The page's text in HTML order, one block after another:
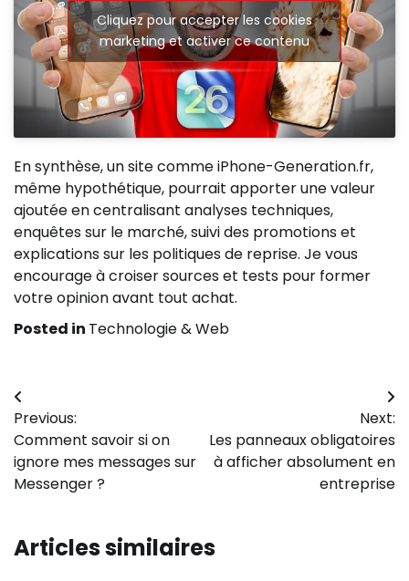
Cliquez pour accepter les cookies
marketing et activer ce contenu
En synthèse, un site comme iPhone-Generation.fr,
même hypothétique, pourrait apporter une valeur
ajoutée en centralisant analyses techniques,
enquêtes sur le marché, suivi des promotions et
explications sur les politiques de reprise. Je vous
encourage à croiser sources et tests pour former
votre opinion avant tout achat.
Posted in Technologie & Web
Navigation
de
l’article
Previous:
Comment savoir si on
ignore mes messages sur
Messenger​ ?
Next:
Les panneaux obligatoires
à afficher absolument en
entreprise
Articles similaires